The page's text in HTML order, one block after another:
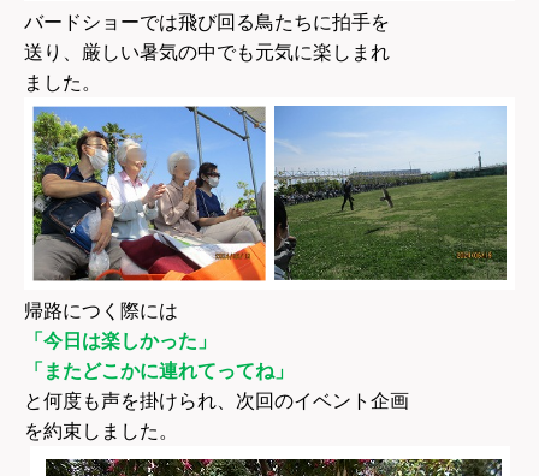
バードショーでは飛び回る鳥たちに拍手を
送り、厳しい暑気の中でも元気に楽しまれ
ました。
帰路につく際には
「今日は楽しかった」
「またどこかに連れてってね」
と何度も声を掛けられ、次回のイベント企画
を約束しました。